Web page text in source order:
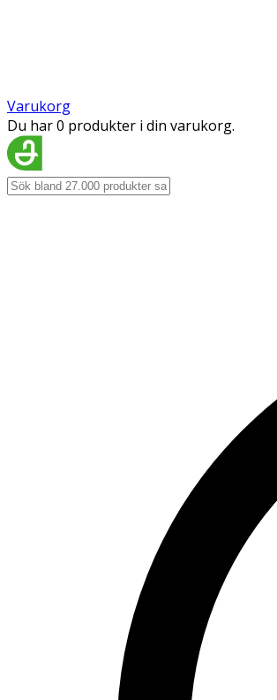
Varukorg
Du har 0 produkter i din varukorg.